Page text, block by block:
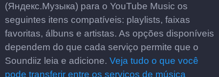
(Яндекс.Музыка) para o YouTube Music os
seguintes itens compatíveis: playlists, faixas
favoritas, álbuns e artistas. As opções disponíveis
dependem do que cada serviço permite que o
Soundiiz leia e adicione. Veja tudo o que você
pode transferir entre os serviços de música